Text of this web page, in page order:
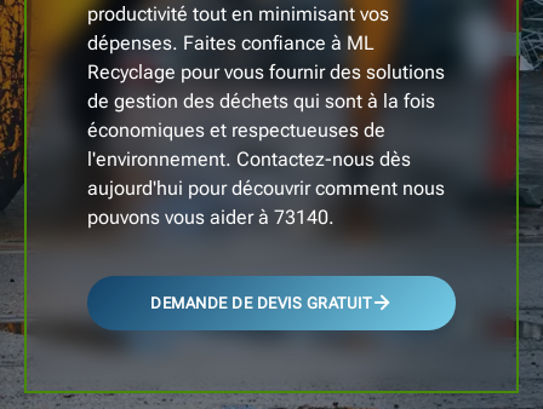
productivité tout en minimisant vos
dépenses. Faites confiance à ML
Recyclage pour vous fournir des solutions
de gestion des déchets qui sont à la fois
économiques et respectueuses de
l'environnement. Contactez-nous dès
aujourd'hui pour découvrir comment nous
pouvons vous aider à 73140.
DEMANDE DE DEVIS GRATUIT